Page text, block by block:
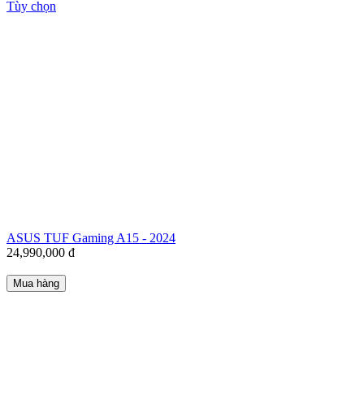
Tùy chọn
ASUS TUF Gaming A15 - 2024
24,990,000 đ
Mua hàng